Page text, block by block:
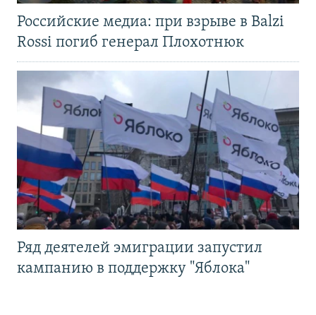
Российские медиа: при взрыве в Balzi
Rossi погиб генерал Плохотнюк
Ряд деятелей эмиграции запустил
кампанию в поддержку "Яблока"